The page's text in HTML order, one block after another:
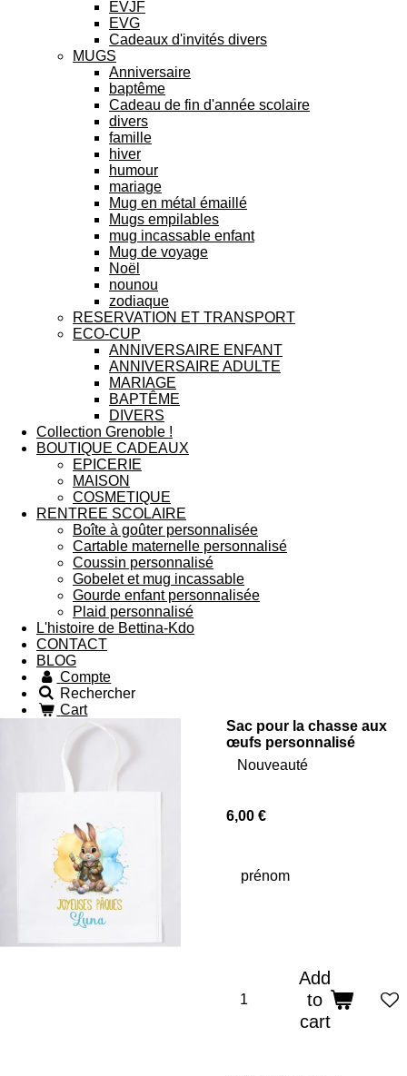
EVJF
EVG
Cadeaux d'invités divers
MUGS
Anniversaire
baptême
Cadeau de fin d'année scolaire
divers
famille
hiver
humour
mariage
Mug en métal émaillé
Mugs empilables
mug incassable enfant
Mug de voyage
Noël
nounou
zodiaque
RESERVATION ET TRANSPORT
ECO-CUP
ANNIVERSAIRE ENFANT
ANNIVERSAIRE ADULTE
MARIAGE
BAPTÊME
DIVERS
Collection Grenoble !
BOUTIQUE CADEAUX
EPICERIE
MAISON
COSMETIQUE
RENTREE SCOLAIRE
Boîte à goûter personnalisée
Cartable maternelle personnalisé
Coussin personnalisé
Gobelet et mug incassable
Gourde enfant personnalisée
Plaid personnalisé
L'histoire de Bettina-Kdo
CONTACT
BLOG
Compte
Rechercher
Cart
Sac pour la chasse aux
œufs personnalisé
Nouveauté
6,00 €
prénom
Add
to
cart